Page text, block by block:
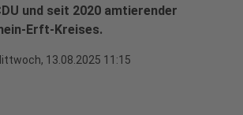
und seit 2020 amtierender
Erft-Kreises.
13.08.2025 11:15